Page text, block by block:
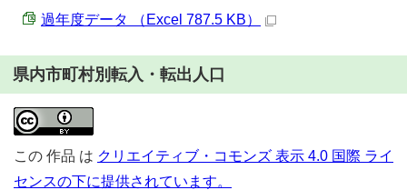
過年度データ （Excel 787.5 KB）
県内市町村別転入・転出人口
この 作品 は クリエイティブ・コモンズ 表示 4.0 国際 ライ
センスの下に提供されています。